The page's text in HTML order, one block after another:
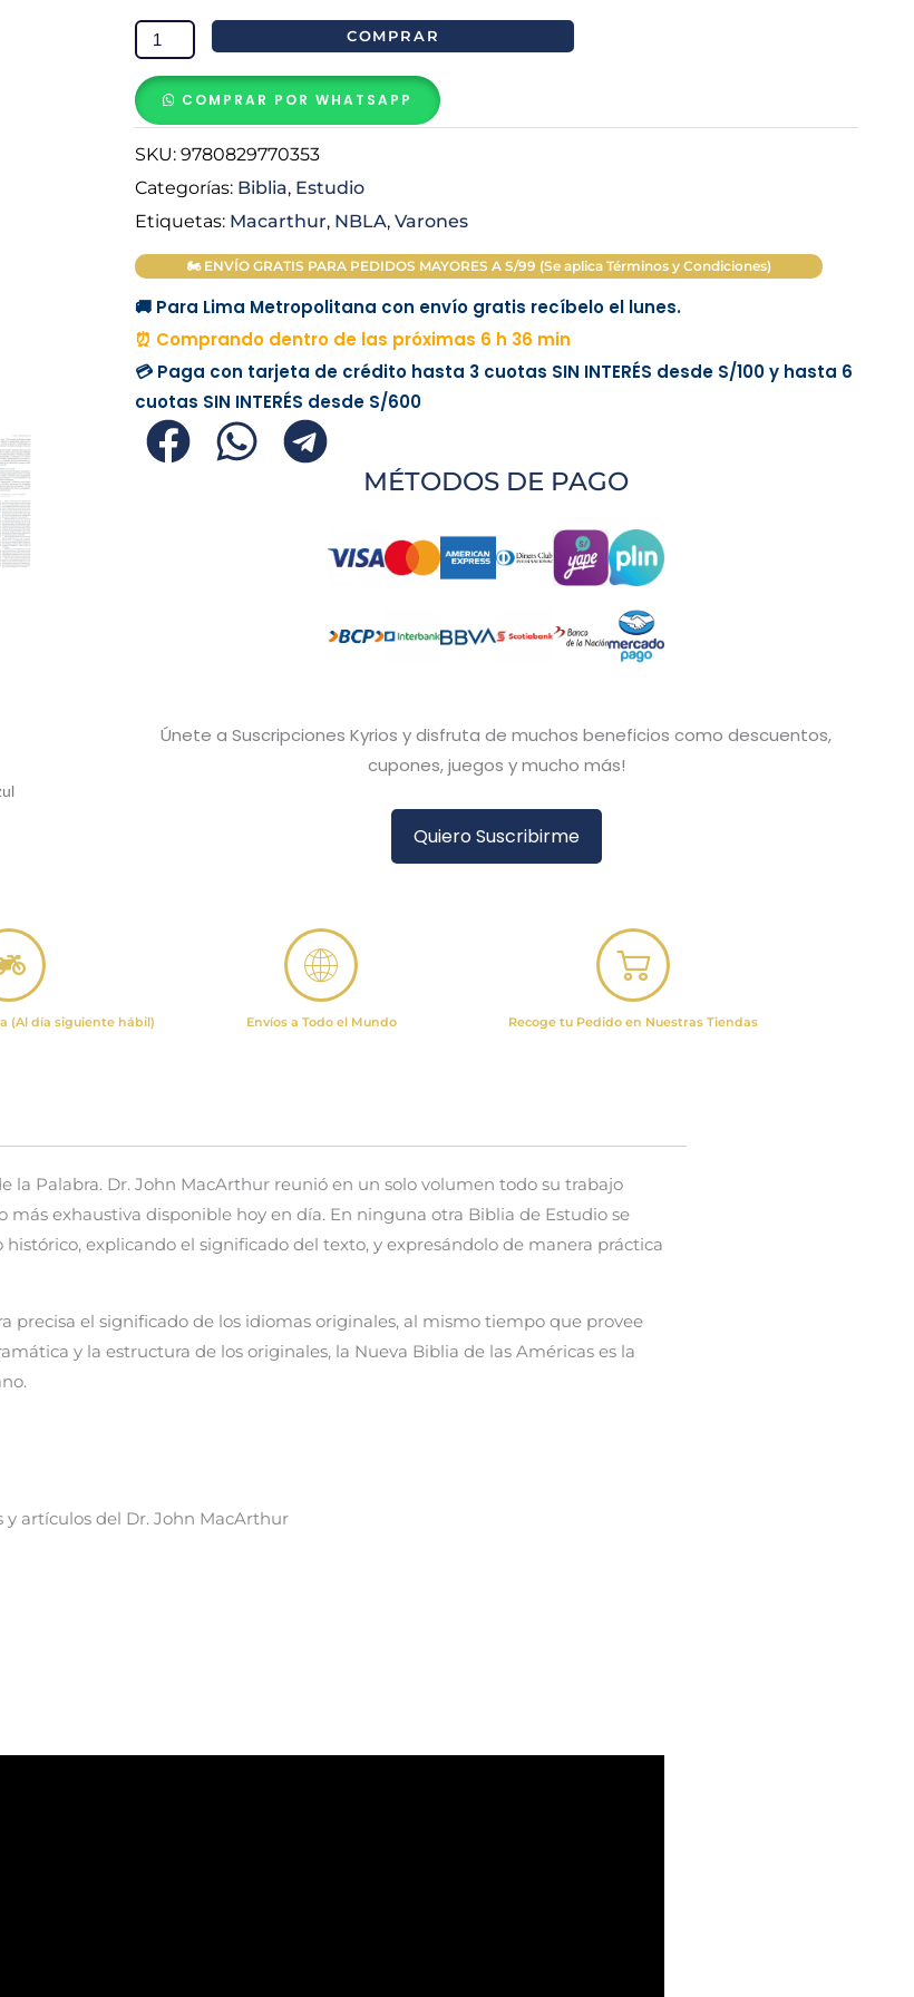
De
Estudio
MacArthur
NBLA
GRANDE
Azul
cantidad
COMPRAR
COMPRAR POR WHATSAPP
SKU: 9780829770353
Categorías: Biblia, Estudio
Etiquetas: Macarthur, NBLA, Varones
🏍 ENVÍO GRATIS PARA PEDIDOS MAYORES A S/99 (Se aplica Términos y Condiciones)
🚚 Para Lima Metropolitana con envío gratis recíbelo el lunes.
⏰ Comprando dentro de las próximas 6 h 36 min
💳 Paga con tarjeta de crédito hasta 3 cuotas SIN INTERÉS desde S/100y hasta 6
cuotas SIN INTERÉS desde S/600
MÉTODOS DE PAGO
Únete a Suscripciones Kyrios y disfruta de muchos beneficios como descuentos,
cupones, juegos y mucho más!
Quiero Suscribirme
(Al día siguiente hábil) Envíos a Todo el Mundo Recoge tu Pedido en Nuestras Tiendas
la Palabra. Dr. John MacArthur reunió en un solo volumen todo su trabajo
exhaustiva disponible hoy en día. En ninguna otra Biblia de Estudio se
explicando el significado del texto, y expresándolo de manera práctica
el significado de los idiomas originales, al mismo tiempo que provee
y la estructura de los originales, la Nueva Biblia de las Américas es la
y artículos del Dr. John MacArthur